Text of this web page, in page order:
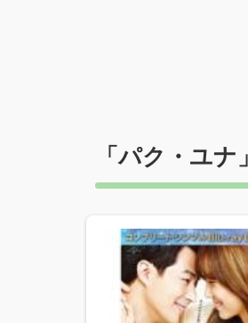
「 パク・ユナ